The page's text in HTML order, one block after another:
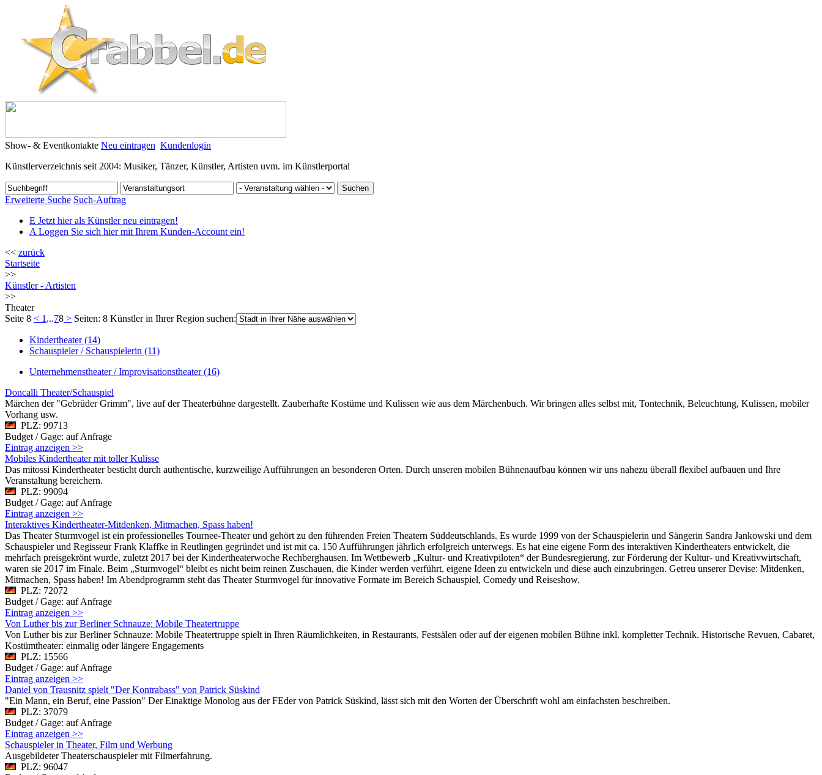
Show- & Eventkontakte Neu eintragen Kundenlogin
Künstlerverzeichnis seit 2004: Musiker, Tänzer, Künstler, Artisten uvm. im Künstlerportal
Erweiterte Suche Such-Auftrag
E Jetzt hier als Künstler neu eintragen!
A Loggen Sie sich hier mit Ihrem Kunden-Account ein!
<< zurück
Startseite
>>
Künstler - Artisten
>>
Theater
Seite 8 < 1 ...78 > Seiten: 8 Künstler in Ihrer Region suchen:
Kindertheater (14)
Schauspieler / Schauspielerin (11)
Unternehmenstheater / Improvisationstheater (16)
Doncalli Theater/Schauspiel
Märchen der "Gebrüder Grimm", live auf der Theaterbühne dargestellt. Zauberhafte Kostüme und Kulissen wie aus dem Märchenbuch. Wir bringen alles selbst mit, Tontechnik, Beleuchtung, Kulissen, mobiler
Vorhang usw.
PLZ: 99713
Budget / Gage: auf Anfrage
Eintrag anzeigen >>
Mobiles Kindertheater mit toller Kulisse
Das mitossi Kindertheater besticht durch authentische, kurzweilige Aufführungen an besonderen Orten. Durch unseren mobilen Bühnenaufbau können wir uns nahezu überall flexibel aufbauen und Ihre
Veranstaltung bereichern.
PLZ: 99094
Budget / Gage: auf Anfrage
Eintrag anzeigen >>
Interaktives Kindertheater-Mitdenken, Mitmachen, Spass haben!
Das Theater Sturmvogel ist ein professionelles Tournee-Theater und gehört zu den führenden Freien Theatern Süddeutschlands. Es wurde 1999 von der Schauspielerin und Sängerin Sandra Jankowski und dem
Schauspieler und Regisseur Frank Klaffke in Reutlingen gegründet und ist mit ca. 150 Aufführungen jährlich erfolgreich unterwegs. Es hat eine eigene Form des interaktiven Kindertheaters entwickelt, die
mehrfach preisgekrönt wurde, zuletzt 2017 bei der Kindertheaterwoche Rechberghausen. Im Wettbewerb „Kultur- und Kreativpiloten“ der Bundesregierung, zur Förderung der Kultur- und Kreativwirtschaft,
waren sie 2017 im Finale. Beim „Sturmvogel“ bleibt es nicht beim reinen Zuschauen, die Kinder werden verführt, eigene Ideen zu entwickeln und diese auch einzubringen. Getreu unserer Devise: Mitdenken,
Mitmachen, Spass haben! Im Abendprogramm steht das Theater Sturmvogel für innovative Formate im Bereich Schauspiel, Comedy und Reiseshow.
PLZ: 72072
Budget / Gage: auf Anfrage
Eintrag anzeigen >>
Von Luther bis zur Berliner Schnauze: Mobile Theatertruppe
Von Luther bis zur Berliner Schnauze: Mobile Theatertruppe spielt in Ihren Räumlichkeiten, in Restaurants, Festsälen oder auf der eigenen mobilen Bühne inkl. kompletter Technik. Historische Revuen, Cabaret,
Kostümtheater: einmalig oder längere Engagements
PLZ: 15566
Budget / Gage: auf Anfrage
Eintrag anzeigen >>
Daniel von Trausnitz spielt "Der Kontrabass" von Patrick Süskind
"Ein Mann, ein Beruf, eine Passion" Der Einaktige Monolog aus der FEder von Patrick Süskind, lässt sich mit den Worten der Überschrift wohl am einfachsten beschreiben.
PLZ: 37079
Budget / Gage: auf Anfrage
Eintrag anzeigen >>
Schauspieler in Theater, Film und Werbung
Ausgebildeter Theaterschauspieler mit Filmerfahrung.
PLZ: 96047